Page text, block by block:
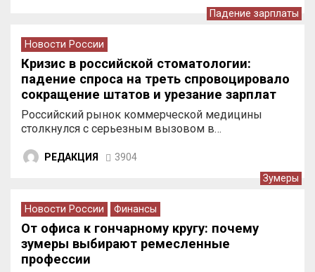
Падение зарплаты
Новости России
Кризис в российской стоматологии:
падение спроса на треть спровоцировало
сокращение штатов и урезание зарплат
врачей
Российский рынок коммерческой медицины
столкнулся с серьезным вызовом в…
РЕДАКЦИЯ 3904
Зумеры
Новости России Финансы
От офиса к гончарному кругу: почему
зумеры выбирают ремесленные
профессии